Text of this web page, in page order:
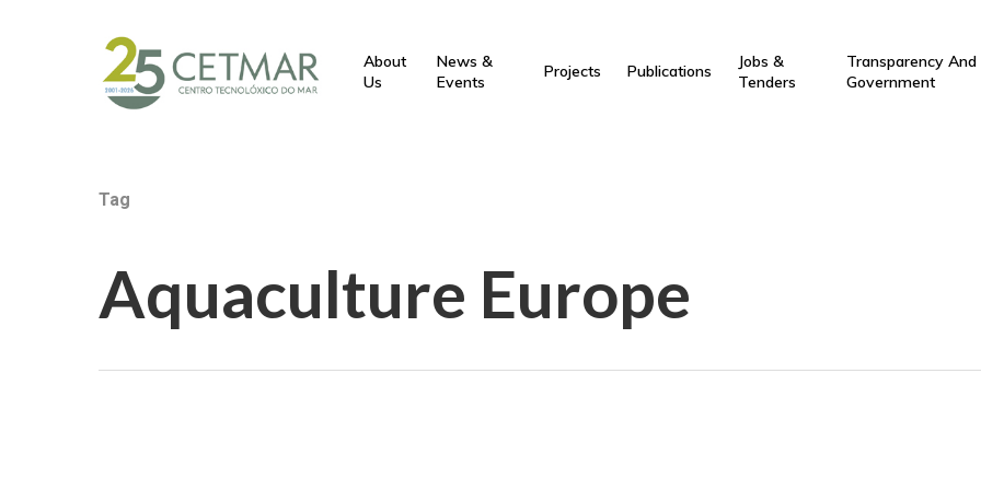
About
Us
News &
Events
Projects Publications
Jobs &
Tenders
Transparency And
Government
Tag
Aquaculture Europe